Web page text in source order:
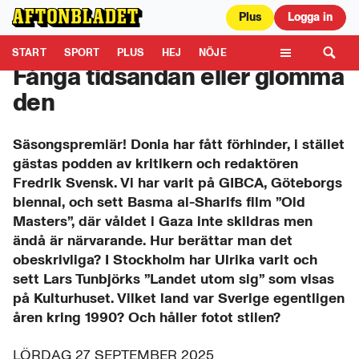
Plus Logga in
START SPORT PLUS HEJ NÖJE
TIPSA KULTUR LEDARE TV
Aftonbladet är en del av Schibsted Media. Schibsted News Media AB är
ansvarig för dina data på denna webbplats.Läs mer här
Fånga tidsandan eller glömma
den
Säsongspremiär! Donia har fått förhinder, i stället
gästas podden av kritikern och redaktören
Fredrik Svensk. Vi har varit på GIBCA, Göteborgs
biennal, och sett Basma al-Sharifs film ”Old
Masters”, där våldet i Gaza inte skildras men
ändå är närvarande. Hur berättar man det
obeskrivliga? I Stockholm har Ulrika varit och
sett Lars Tunbjörks ”Landet utom sig” som visas
på Kulturhuset. Vilket land var Sverige egentligen
åren kring 1990? Och håller fotot stilen?
LÖRDAG 27 SEPTEMBER 2025